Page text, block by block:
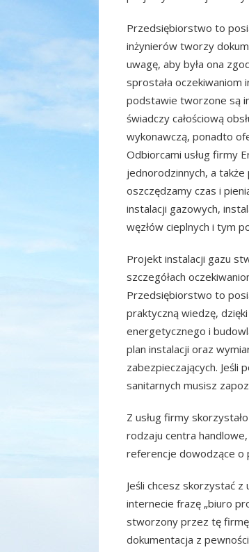
Przedsiębiorstwo to
inżynierów tworzy
uwagę, aby była ona
sprostała oczekiwaniom
podstawie tworzone są
świadczy całościową
wykonawczą, ponadto
Odbiorcami usług firmy
jednorodzinnych, a
oszczędzamy czas i
instalacji gazowych,
węzłów cieplnych i tym
Projekt instalacji gazu
szczegółach
Przedsiębiorstwo to
praktyczną wiedzę,
energetycznego i
plan instalacji oraz
zabezpieczających.
sanitarnych musisz
Z usług firmy
rodzaju centra
referencje dowodzące o
Jeśli chcesz skorzystać
internecie frazę „biuro
stworzony przez tę
dokumentacja z